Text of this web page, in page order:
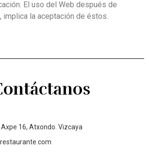
El uso del Web después de
implica la aceptación de éstos.
16, Atxondo. Vizcaya